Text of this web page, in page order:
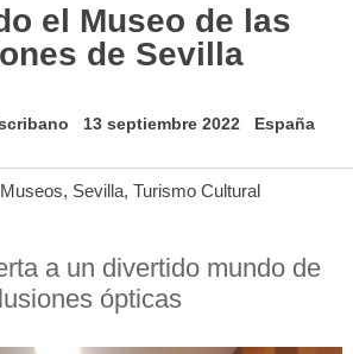
el Museo de las
de Sevilla
13 septiembre 2022 España
Museos, Sevilla, Turismo Cultural
a un divertido mundo de
ópticas